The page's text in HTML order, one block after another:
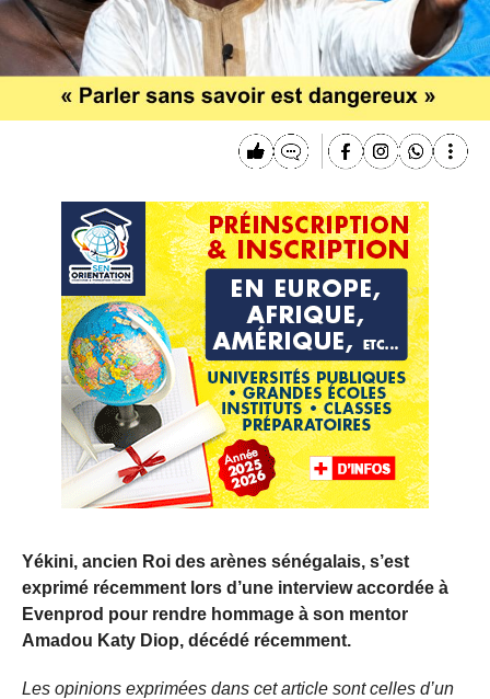
Yékini, ancien Roi des arènes sénégalais, s’est
exprimé récemment lors d’une interview accordée à
Evenprod pour rendre hommage à son mentor
Amadou Katy Diop, décédé récemment.
Les opinions exprimées dans cet article sont celles d’un